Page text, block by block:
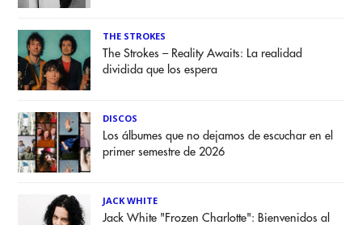
THE STROKES
The Strokes – Reality Awaits: La realidad
dividida que los espera
DISCOS
Los álbumes que no dejamos de escuchar en el
primer semestre de 2026
JACK WHITE
Jack White "Frozen Charlotte": Bienvenidos al